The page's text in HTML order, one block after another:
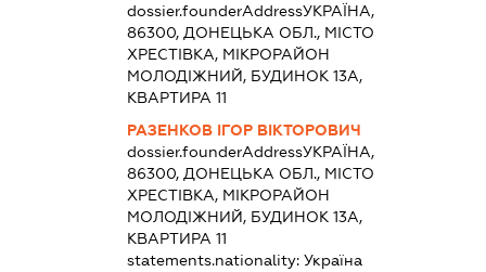
dossier.founderAddressУКРАЇНА,
86300, ДОНЕЦЬКА ОБЛ., МІСТО
ХРЕСТІВКА, МІКРОРАЙОН
МОЛОДІЖНИЙ, БУДИНОК 13А,
КВАРТИРА 11
РАЗЕНКОВ ІГОР ВІКТОРОВИЧ
dossier.founderAddressУКРАЇНА,
86300, ДОНЕЦЬКА ОБЛ., МІСТО
ХРЕСТІВКА, МІКРОРАЙОН
МОЛОДІЖНИЙ, БУДИНОК 13А,
КВАРТИРА 11
statements.nationality:Україна